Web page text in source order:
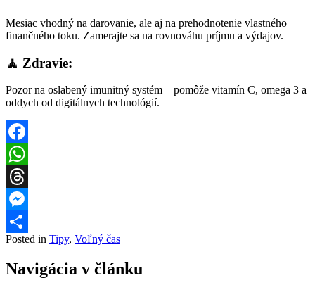
Mesiac vhodný na darovanie, ale aj na prehodnotenie vlastného
finančného toku. Zamerajte sa na rovnováhu príjmu a výdajov.
🧘 Zdravie:
Pozor na oslabený imunitný systém – pomôže vitamín C, omega 3 a
oddych od digitálnych technológií.
Facebook
WhatsApp
Threads
Messenger
Share
Posted in Tipy, Voľný čas
Navigácia v článku